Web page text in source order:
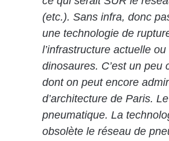
(etc.). Sans infra, donc
une technologie de
l’infrastructure actuelle
dinosaures. C’est un
dont on peut encore
d’architecture de Paris.
pneumatique. La
obsolète le réseau de